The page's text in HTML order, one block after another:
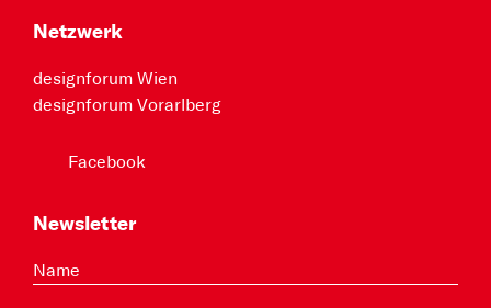
Netzwerk
designforum Wien
designforum Vorarlberg
Facebook
Newsletter